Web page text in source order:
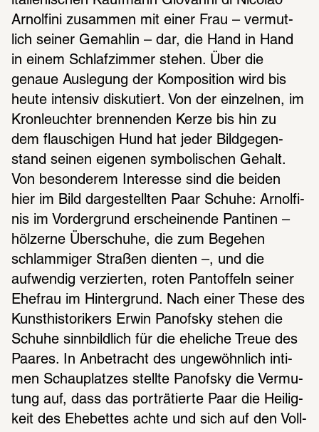
Arnol­fini zusam­men mit einer Frau – vermut­
lich seiner Gemah­lin – dar, die Hand in Hand
in einem Schlaf­zim­mer stehen. Über die
genaue Ausle­gung der Kompo­si­tion wird bis
heute inten­siv disku­tiert. Von der einzel­nen, im
Kron­leuch­ter bren­nen­den Kerze bis hin zu
dem flau­schi­gen Hund hat jeder Bild­ge­gen­
stand seinen eige­nen symbo­li­schen Gehalt.
Von beson­de­rem Inter­esse sind die beiden
hier im Bild darge­stell­ten Paar Schuhe: Arnol­fi­
nis im Vorder­grund erschei­nende Panti­nen –
hölzerne Über­schuhe, die zum Bege­hen
schlam­mi­ger Stra­ßen dien­ten –, und die
aufwen­dig verzier­ten, roten Pantof­feln seiner
Ehefrau im Hinter­grund. Nach einer These des
Kunst­his­to­ri­kers Erwin Panofsky stehen die
Schuhe sinn­bild­lich für die eheli­che Treue des
Paares. In Anbe­tracht des unge­wöhn­lich inti­
men Schau­plat­zes stellte Panofsky die Vermu­
tung auf, dass das porträ­tierte Paar die Heilig­
keit des Ehebet­tes achte und sich auf den Voll­